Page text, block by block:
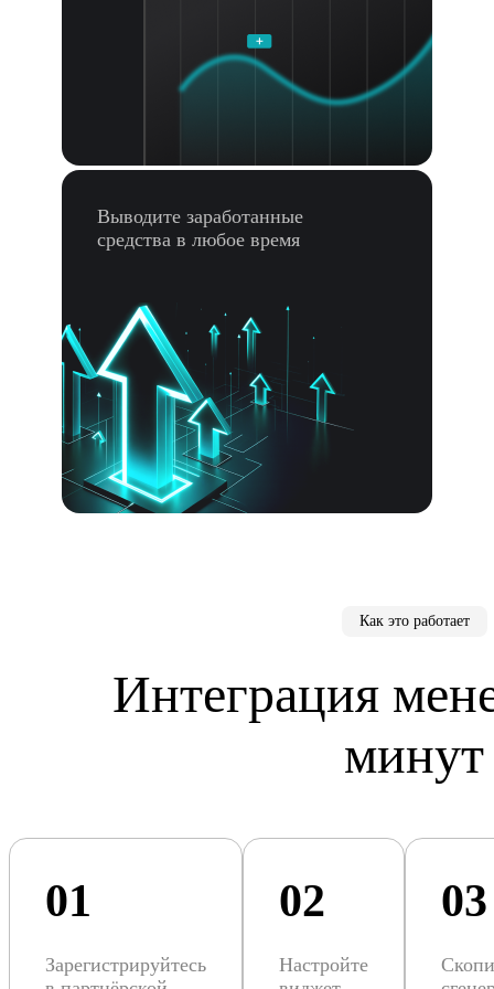
Выводите заработанные
средства в любое время
Как это работает
Интеграция
минут
01
Зарегистрируйтесь
02
Настройте
03